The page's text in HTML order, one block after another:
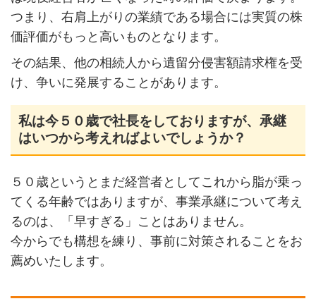
つまり、右肩上がりの業績である場合には実質の株
価評価がもっと高いものとなります。
その結果、他の相続人から遺留分侵害額請求権を受
け、争いに発展することがあります。
私は今５０歳で社長をしておりますが、承継
はいつから考えればよいでしょうか？
５０歳というとまだ経営者としてこれから脂が乗っ
てくる年齢ではありますが、事業承継について考え
るのは、「早すぎる」ことはありません。
今からでも構想を練り、事前に対策されることをお
薦めいたします。